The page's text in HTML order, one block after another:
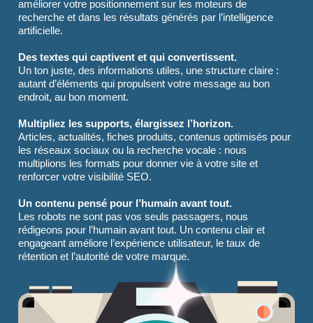
améliorer votre positionnement sur les moteurs de
recherche et dans les résultats générés par l’intelligence
artificielle.
Des textes qui captivent et qui convertissent.
Un ton juste, des informations utiles, une structure claire :
autant d’éléments qui propulsent votre message au bon
endroit, au bon moment.
Multipliez les supports, élargissez l’horizon.
Articles, actualités, fiches produits, contenus optimisés pour
les réseaux sociaux ou la recherche vocale : nous
multiplions les formats pour donner vie à votre site et
renforcer votre visibilité SEO.
Un contenu pensé pour l’humain avant tout.
Les robots ne sont pas vos seuls passagers, nous
rédigeons pour l’humain avant tout. Un contenu clair et
engageant améliore l’expérience utilisateur, le taux de
rétention et l’autorité de votre marque.